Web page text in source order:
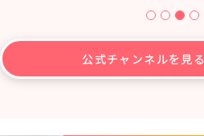
公式チャンネルを見る